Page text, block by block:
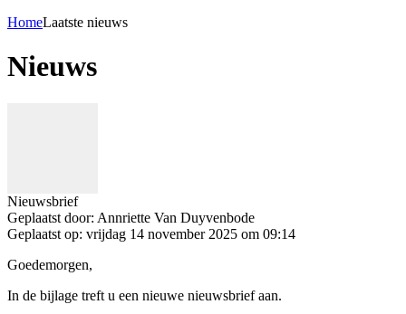
HomeLaatste nieuws
Nieuws
Nieuwsbrief
Geplaatst door: Annriette Van Duyvenbode
Geplaatst op: vrijdag 14 november 2025 om 09:14
Goedemorgen,
In de bijlage treft u een nieuwe nieuwsbrief aan.